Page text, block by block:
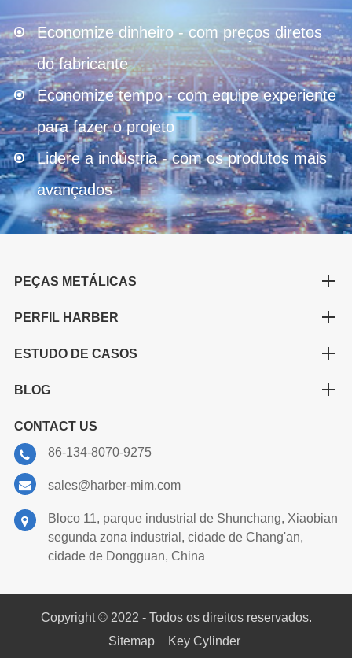
Economize dinheiro - com preços diretos
do fabricante
Economize tempo - com equipe experiente
para fazer o projeto
Lidere a indústria - com os produtos mais
avançados
PEÇAS METÁLICAS
PERFIL HARBER
ESTUDO DE CASOS
BLOG
CONTACT US
86-134-8070-9275
sales@harber-mim.com
Bloco 11, parque industrial de Shunchang, Xiaobian
segunda zona industrial, cidade de Chang'an,
cidade de Dongguan, China
Copyright © 2022 - Todos os direitos reservados.
Sitemap
Key Cylinder